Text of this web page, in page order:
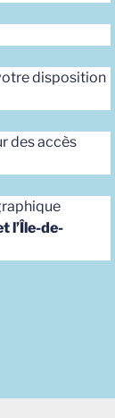
disposition
des accès
l’Île-de-